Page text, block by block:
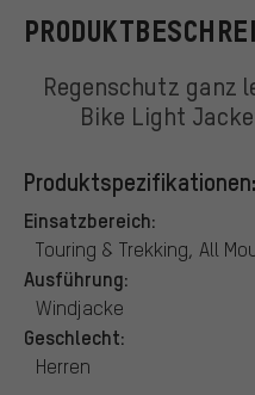
Regenschutz ganz
Bike Light
Produktspezifikationen:
Einsatzbereich:
Touring & Trekking, All
Ausführung:
Windjacke
Geschlecht:
Herren